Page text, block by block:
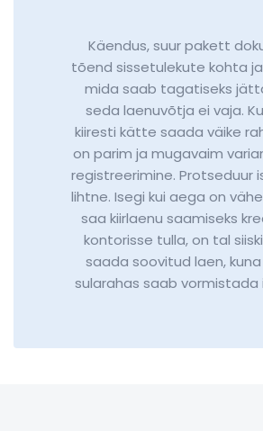
Käendus, suur pakett
tõend sissetulekute kohta
mida saab tagatiseks
seda laenuvõtja ei vaja.
kiiresti kätte saada väike
on parim ja mugavaim
registreerimine. Protseduur
lihtne. Isegi kui aega on
saa kiirlaenu saamiseks
kontorisse tulla, on tal
saada soovitud laen, kuna
sularahas saab vormistada